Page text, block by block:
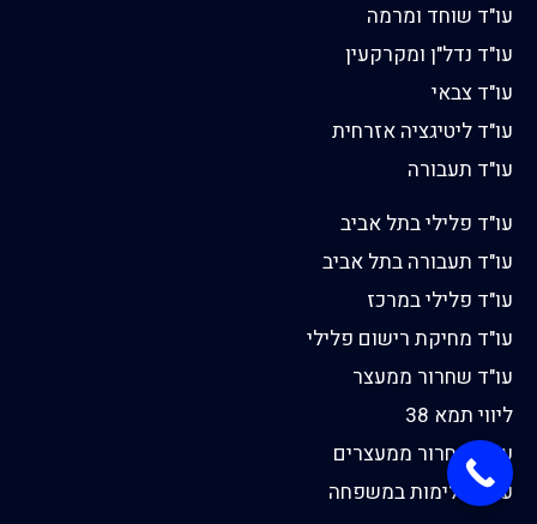
עו"ד שוחד ומרמה
עו"ד נדל"ן ומקרקעין
עו"ד צבאי
עו"ד ליטיגציה אזרחית
עו"ד תעבורה
עו"ד פלילי בתל אביב
עו"ד תעבורה בתל אביב
עו"ד פלילי במרכז
עו"ד מחיקת רישום פלילי
עו"ד שחרור ממעצר
ליווי תמא 38
עו"ד שחרור ממעצרים
עו"ד אלימות במשפחה